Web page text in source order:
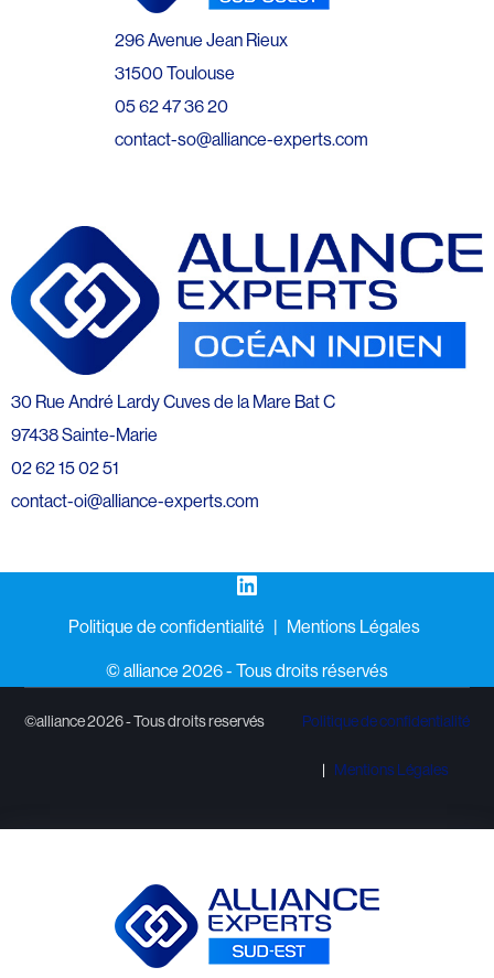
296 Avenue Jean Rieux
31500 Toulouse
05 62 47 36 20
contact-so@alliance-experts.com
30 Rue André Lardy Cuves de la Mare Bat C
97438 Sainte-Marie
02 62 15 02 51
contact-oi@alliance-experts.com
LinkedIn
Politique de confidentialité
Mentions Légales
©️ alliance 2026 - Tous droits réservés
©alliance 2026 - Tous droits reservés Politique de confidentialité
Mentions Légales